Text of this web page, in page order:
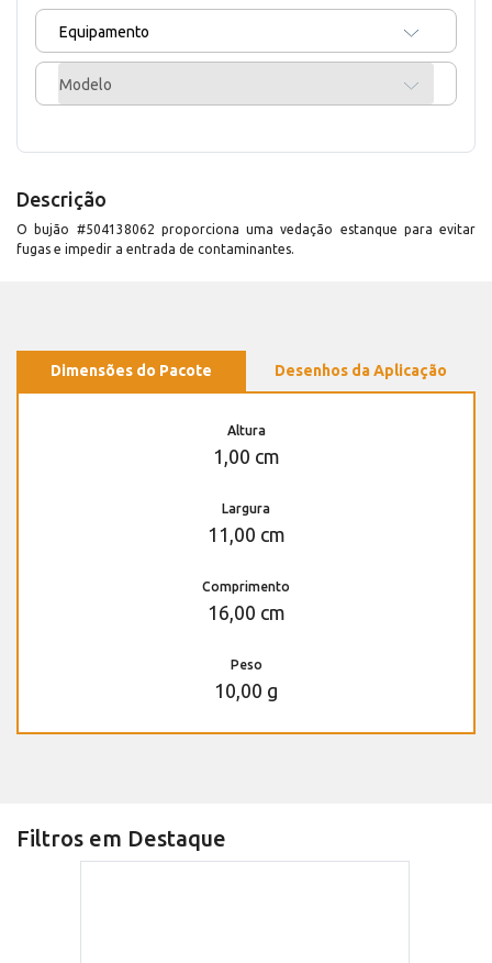
Equipamento
Modelo
Descrição
O bujão #504138062 proporciona uma vedação estanque para evitar
fugas e impedir a entrada de contaminantes.
Dimensões do Pacote Desenhos da Aplicação
Altura
1,00 cm
Largura
11,00 cm
Comprimento
16,00 cm
Peso
10,00 g
Filtros em Destaque